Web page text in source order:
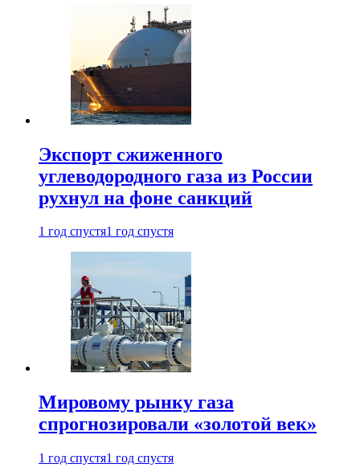
Экспорт сжиженного
углеводородного газа из России
рухнул на фоне санкций
1 год спустя1 год спустя
Мировому рынку газа
спрогнозировали «золотой век»
1 год спустя1 год спустя